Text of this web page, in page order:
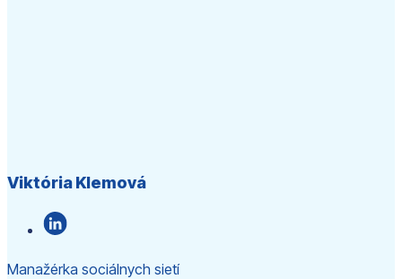
Viktória Klemová
Manažérka sociálnych sietí